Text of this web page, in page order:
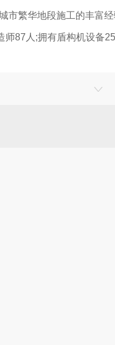
市繁华地段施工的丰富
87人;拥有盾构机设备